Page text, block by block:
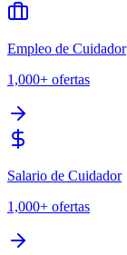
Empleo de Cuidador
1,000+ ofertas
Salario de Cuidador
1,000+ ofertas